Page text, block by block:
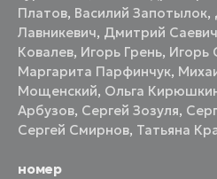
Платов, Василий Запотылок,
Лавникевич, Дмитрий Саевич
Ковалев, Игорь Грень, Игорь
Маргарита Парфинчук,
Мощенский, Ольга
Арбузов, Сергей Зозуля,
Сергей Смирнов, Татьяна
номер